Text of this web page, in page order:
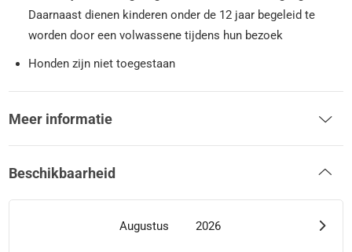
Daarnaast dienen kinderen onder de 12 jaar begeleid te
worden door een volwassene tijdens hun bezoek
Honden zijn niet toegestaan
Meer informatie
Beschikbaarheid
Augustus 2026